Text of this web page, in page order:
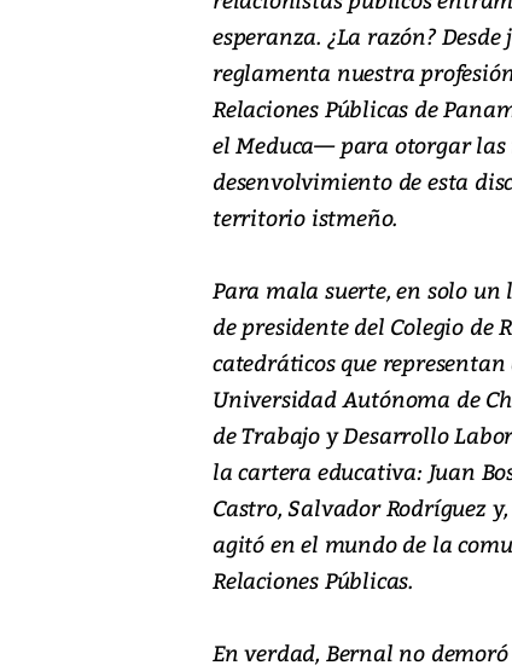
esperanza. ¿La razón?
reglamenta nuestra
Relaciones Públicas de
el Meduca— para otorgar las
desenvolvimiento de esta
territorio istmeño.
Para mala suerte, en solo
de presidente del Colegio de
catedráticos que
Universidad Autónoma de
de Trabajo y Desarrollo
la cartera educativa: Juan
Castro, Salvador Rodríguez
agitó en el mundo de la
Relaciones Públicas.
En verdad, Bernal no